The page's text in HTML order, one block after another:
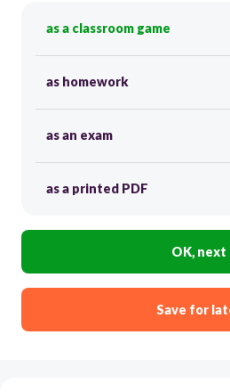
as a classroom game
as homework
as an exam
as a printed PDF
OK, next
Save for